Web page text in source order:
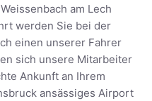
am Lech
werden Sie bei der
einen unserer Fahrer
sich unsere Mitarbeiter
Ankunft an Ihrem
ansässiges Airport